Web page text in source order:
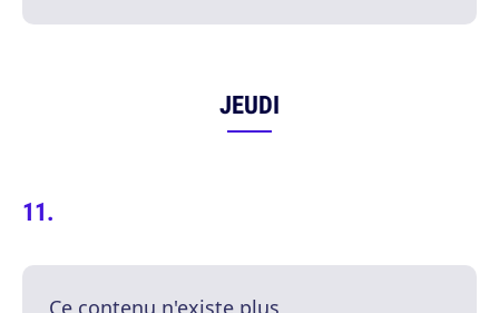
JEUDI
Ce contenu n'existe plus